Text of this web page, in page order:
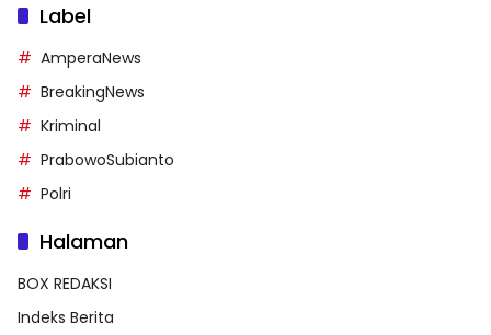
Label
AmperaNews
BreakingNews
Kriminal
PrabowoSubianto
Polri
Halaman
BOX REDAKSI
Indeks Berita